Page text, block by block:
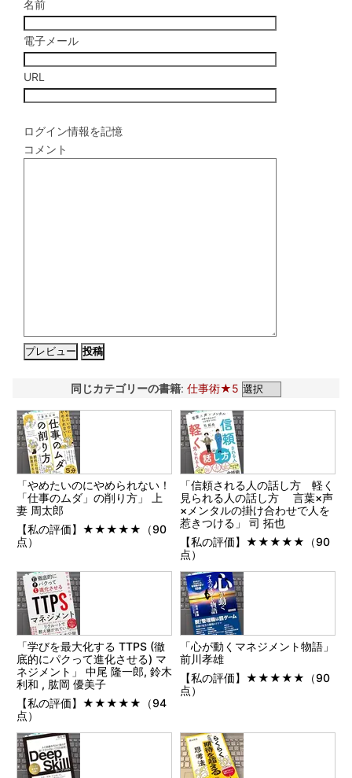
名前
電子メール
URL
ログイン情報を記憶
コメント
同じカテゴリーの書籍: 仕事術★5
「やめたいのにやめられない！
「仕事のムダ」の削り方」 上
妻 周太郎
【私の評価】★★★★★（90
点）
「信頼される人の話し方 軽く
見られる人の話し方 言葉×声
×メンタルの掛け合わせで人を
惹きつける」 司 拓也
【私の評価】★★★★★（90
点）
「学びを最大化する TTPS (徹
底的にパクって進化させる) マ
ネジメント」 中尾 隆一郎, 鈴木
利和 , 肱岡 優美子
【私の評価】★★★★★（94
点）
「心が動くマネジメント物語」
前川孝雄
【私の評価】★★★★★（90
点）